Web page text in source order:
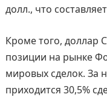
долл., что
Кроме того,
позиции на рынке
мировых сделок. За
приходится 30,5%